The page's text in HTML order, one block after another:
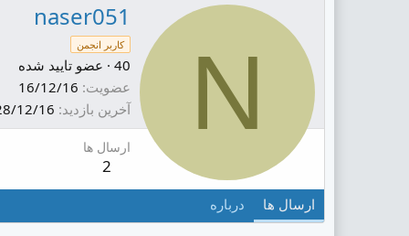
N
naser051
کاربر انجمن
عضو تایید شده · 40
عضویت 16/12/16
آخرین بازدید 12/16
ارسال ها
2
ارسال ها درباره